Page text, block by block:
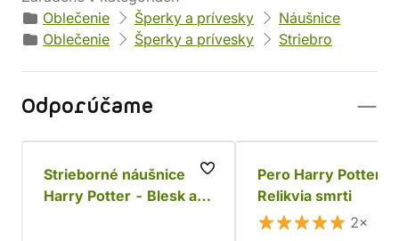
Oblečenie
Šperky a prívesky
Náušnice
Oblečenie
Šperky a prívesky Striebro
Odporúčame
Strieborné náušnice
Harry Potter - Blesk a
Pero Harry Potter -
Relikvia smrti
2×